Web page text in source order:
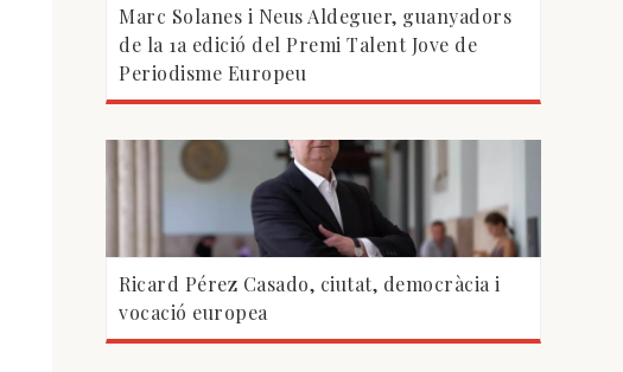
Marc Solanes i Neus Aldeguer, guanyadors
de la 1a edició del Premi Talent Jove de
Periodisme Europeu
Ricard Pérez Casado, ciutat, democràcia i
vocació europea